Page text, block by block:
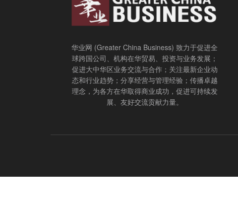
华业网 (Greater China Business) 致力于促进全
球跨国公司、机构在华贸易、投资与业务发展；
促进大中华区业务交流与合作；关注最新企业动
态和行业趋势；分享经营与管理经验；传播卓越
理念，为各方在华取得商业成功，促进可持续发
展、友好交流贡献力量。